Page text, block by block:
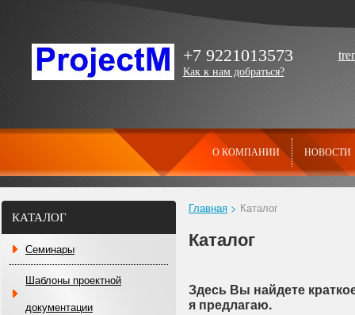
О КОМПАНИИ НОВОСТИ
+7 9221013573
Как к нам добраться?
КАТАЛОГ
Семинары
Шаблоны проектной
документации
Главная > Каталог
Каталог
Здесь Вы найдете
я предлагаю.